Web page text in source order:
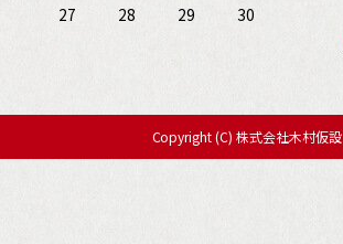
27
28 29 30
Copyright (C) 株式会社木村仮設